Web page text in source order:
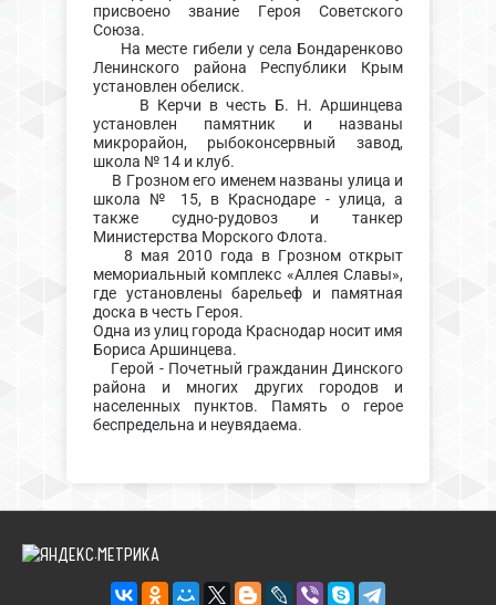
присвоено звание Героя Советского
Союза.
На месте гибели у села Бондаренково
Ленинского района Республики Крым
установлен обелиск.
В Керчи в честь Б. Н. Аршинцева
установлен памятник и названы
микрорайон, рыбоконсервный завод,
школа № 14 и клуб.
В Грозном его именем названы улица и
школа № 15, в Краснодаре - улица, а
также судно-рудовоз и танкер
Министерства Морского Флота.
8 мая 2010 года в Грозном открыт
мемориальный комплекс «Аллея Славы»,
где установлены барельеф и памятная
доска в честь Героя.
Одна из улиц города Краснодар носит имя
Бориса Аршинцева.
Герой - Почетный гражданин Динского
района и многих других городов и
населенных пунктов. Память о герое
беспредельна и неувядаема.